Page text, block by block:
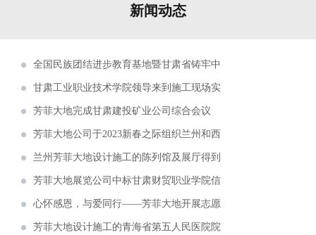
新闻动态
青海卫校中药标本馆正式开放(芳菲大地装饰
华民族共同体意识培训基地揭牌仪式在甘肃省法
官学院举行。
甘肃工业职业技术学院领导来到施工现场实
地调研
芳菲大地完成甘肃建投矿业公司综合会议
室、视频室等设计施工
芳菲大地公司于2023新春之际组织兰州和西
安两地同事开启了为期五天的考察学习
兰州芳菲大地设计施工的陈列馆及展厅得到
了专家学者的肯定和好评
芳菲大地展览公司中标甘肃财贸职业学院信
息化校史馆建设项目
心怀感恩，与爱同行——芳菲大地开展志愿
敬老慰问捐赠活动
芳菲大地设计施工的青海省第五人民医院院
史馆即将完成建设布展
芳菲大地完成甘肃一建智能会议室、接待